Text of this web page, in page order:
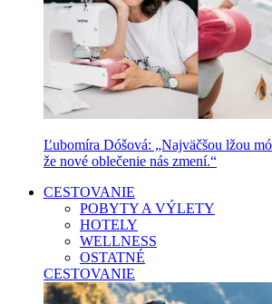
Ľubomíra Dóšová: „Najväčšou lžou
že nové oblečenie nás zmení.“
CESTOVANIE
POBYTY A VÝLETY
HOTELY
WELLNESS
OSTATNÉ
CESTOVANIE